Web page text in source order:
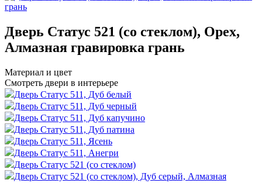
Дверь Статус 521 (со стеклом), Орех,
Алмазная гравировка грань
Материал и цвет
Смотреть двери в интерьере
Дверь Статус 511, Дуб белый
Дверь Статус 511, Дуб черный
Дверь Статус 511, Дуб капучино
Дверь Статус 511, Дуб патина
Дверь Статус 511, Ясень
Дверь Статус 511, Анегри
Дверь Статус 521 (со стеклом)
Дверь Статус 521 (со стеклом), Дуб серый, Алмазная